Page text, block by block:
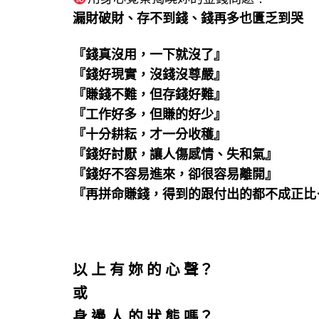
漏財破財、存不到錢、錢再多也匱乏到哭
『錢真沒用，一下就沒了』
『錢好現實，沒錢沒尊嚴』
『賺錢不難，但存錢好難』
『工作好多，但賺的好少』
『十分耕耘，才一分收穫』
『錢好討厭，讓人傷感情、失和氣』
『錢好不容易進來，卻很容易離開』
『再拼命賺錢，得到的跟付出的都不成正
以 上 有 妳 的 心 聲？
或